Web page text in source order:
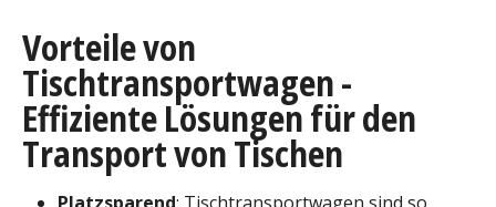
Vorteile von
Tischtransportwagen -
Effiziente Lösungen für den
Transport von Tischen
Platzsparend: Tischtransportwagen sind so